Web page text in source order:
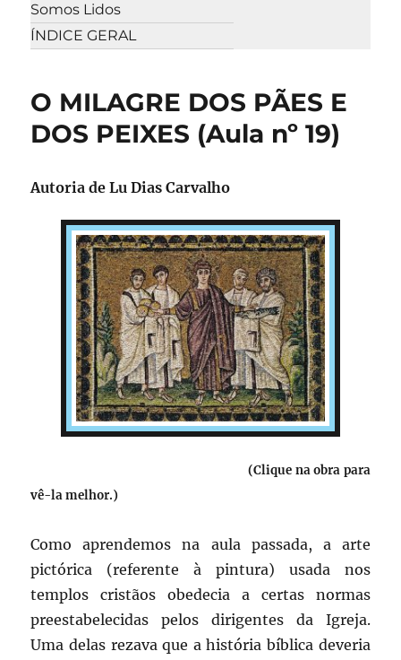
Somos Lidos
ÍNDICE GERAL
O MILAGRE DOS PÃES E
DOS PEIXES (Aula nº 19)
Autoria de Lu Dias Carvalho
(Clique na obra para
vê-la melhor.)
Como aprendemos na aula passada, a arte
pictórica (referente à pintura) usada nos
templos cristãos obedecia a certas normas
preestabelecidas pelos dirigentes da Igreja.
Uma delas rezava que a história bíblica deveria